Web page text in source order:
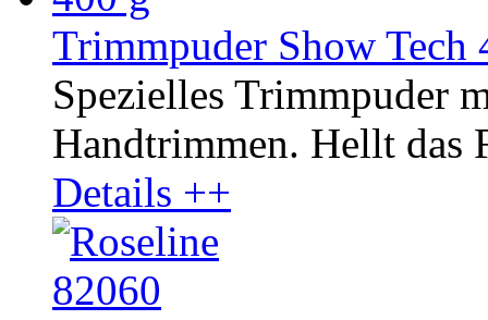
Trimmpuder Show Tech
Spezielles Trimmpuder
Handtrimmen. Hellt das
Details ++